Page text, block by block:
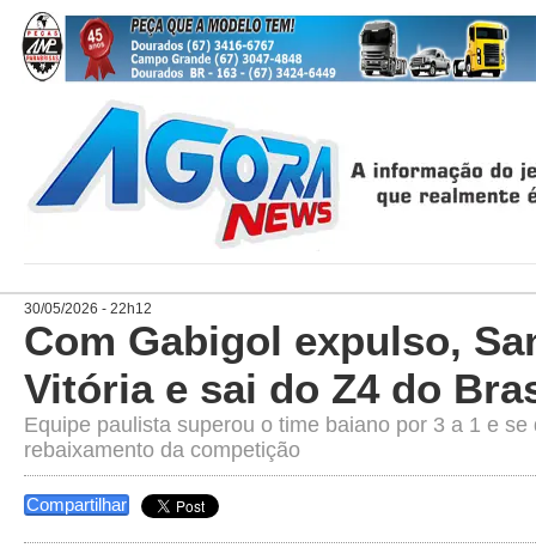
30/05/2026 - 22h12
Com Gabigol expulso,
Vitória e sai do Z4 do
Equipe paulista superou o time baiano por 3 a 1 e
rebaixamento da competição
Compartilhar